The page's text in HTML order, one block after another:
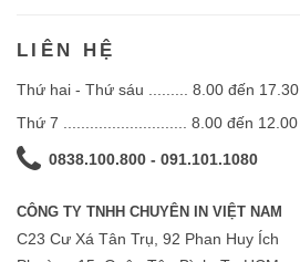
LIÊN HỆ
Thứ hai - Thứ sáu ......... 8.00 đến 17.30
Thứ 7 ............................ 8.00 đến 12.00
0838.100.800 - 091.101.1080
CÔNG TY TNHH CHUYÊN IN VIỆT NAM
C23 Cư Xá Tân Trụ, 92 Phan Huy Ích